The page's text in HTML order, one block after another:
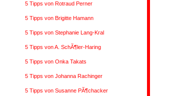
5 Tipps von Rotraud Perner
5 Tipps von Brigitte Hamann
5 Tipps von Stephanie Lang-Kral
5 Tipps von A. SchÃ¶ler-Haring
5 Tipps von Onka Takats
5 Tipps von Johanna Rachinger
5 Tipps von Susanne PÃ¶chacker